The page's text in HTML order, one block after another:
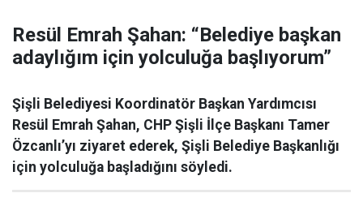
Resül Emrah Şahan: “Belediye başkan
adaylığım için yolculuğa başlıyorum”
Şişli Belediyesi Koordinatör Başkan Yardımcısı
Resül Emrah Şahan, CHP Şişli İlçe Başkanı Tamer
Özcanlı’yı ziyaret ederek, Şişli Belediye Başkanlığı
için yolculuğa başladığını söyledi.